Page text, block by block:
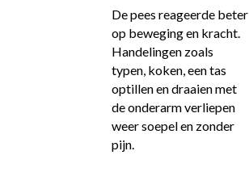
De pees reageerde beter
op beweging en kracht.
Handelingen zoals
typen, koken, een tas
optillen en draaien met
de onderarm verliepen
weer soepel en zonder
pijn.